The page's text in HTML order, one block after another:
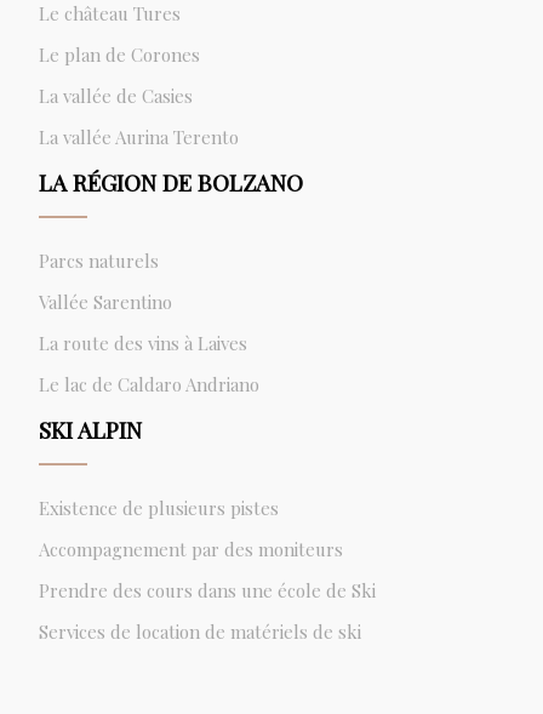
Le château Tures
Le plan de Corones
La vallée de Casies
La vallée Aurina Terento
LA RÉGION DE BOLZANO
Parcs naturels
Vallée Sarentino
La route des vins à Laives
Le lac de Caldaro Andriano
SKI ALPIN
Existence de plusieurs pistes
Accompagnement par des moniteurs
Prendre des cours dans une école de Ski
Services de location de matériels de ski